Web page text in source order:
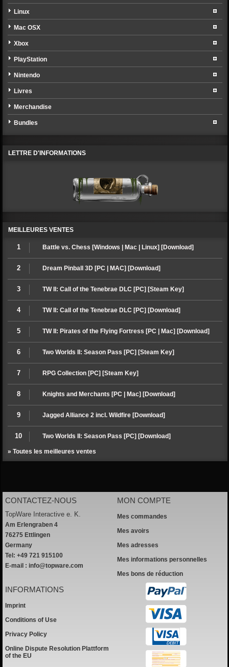
Linux
Mac OSX
Xbox
PlayStation
Nintendo
Livres
Merchandise
Bundles
LETTRE D'INFORMATIONS
MEILLEURES VENTES
1 Battle vs. Chess [Windows | Mac | Linux] [Download]
2 Dream Pinball 3D [PC | MAC] [Download]
3 TW II: Call of the Tenebrae DLC [PC] [Steam Key]
4 TW II: Call of the Tenebrae DLC [PC] [Download]
5 TW II: Pirates of the Flying Fortress [PC | Mac] [Download]
6 Two Worlds II: Season Pass [PC] [Steam Key]
7 RPG Collection [PC] [Steam Key]
8 Knights and Merchants [PC | Mac] [Download]
9 Jagged Alliance 2 incl. Wildfire [Download]
10 Two Worlds II: Season Pass [PC] [Download]
» Toutes les meilleures ventes
CONTACTEZ-NOUS
TopWare Interactive e. K.
Am Erlengraben 4
76275 Ettlingen
Germany
Tel: +49 721 915100
E-mail : info@topware.com
MON COMPTE
Mes commandes
Mes avoirs
Mes adresses
Mes informations personnelles
Mes bons de réduction
INFORMATIONS
Imprint
Conditions of Use
Privacy Policy
Online Dispute Resolution Plattform
of the EU